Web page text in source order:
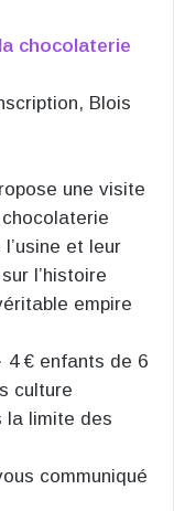
chocolaterie
Blois
une visite
et leur
l’histoire
empire
4 € enfants de 6
culture
la limite des
communiqué